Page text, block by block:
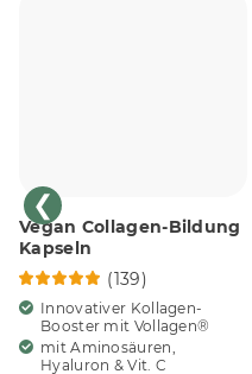
❮
Vegan Collagen-Bildung
Kapseln
(139)
Innovativer Kollagen-
Booster mit Vollagen®
mit Aminosäuren,
Hyaluron & Vit. C